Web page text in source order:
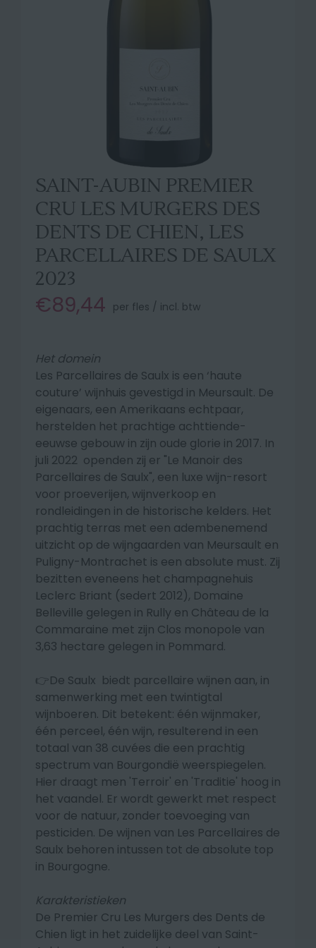
SAINT-AUBIN PREMIER
CRU LES MURGERS DES
DENTS DE CHIEN, LES
PARCELLAIRES DE SAULX
2023
€89,44 per fles / incl. btw
Het domein
Les Parcellaires de Saulx is een ‘haute
couture’ wijnhuis gevestigd in Meursault. De
eigenaars, een Amerikaans echtpaar,
herstelden het prachtige achttiende-
eeuwse gebouw in zijn oude glorie in 2017. In
juli 2022 openden zij er "Le Manoir des
Parcellaires de Saulx", een luxe wijn-resort
voor proeverijen, wijnverkoop en
rondleidingen in de historische kelders. Het
prachtig terras met een adembenemend
uitzicht op de wijngaarden van Meursault en
Puligny-Montrachet is een absolute must. Zij
bezitten eveneens het champagnehuis
Leclerc Briant (sedert 2012), Domaine
Belleville gelegen in Rully en Château de la
Commaraine met zijn Clos monopole van
3,63 hectare gelegen in Pommard.
👉De Saulx biedt parcellaire wijnen aan, in
samenwerking met een twintigtal
wijnboeren. Dit betekent: één wijnmaker,
één perceel, één wijn, resulterend in een
totaal van 38 cuvées die een prachtig
spectrum van Bourgondië weerspiegelen.
Hier draagt men 'Terroir' en 'Traditie' hoog in
het vaandel. Er wordt gewerkt met respect
voor de natuur, zonder toevoeging van
pesticiden. De wijnen van Les Parcellaires de
Saulx behoren intussen tot de absolute top
in Bourgogne.
Karakteristieken
De Premier Cru Les Murgers des Dents de
Chien ligt in het zuidelijke deel van Saint-